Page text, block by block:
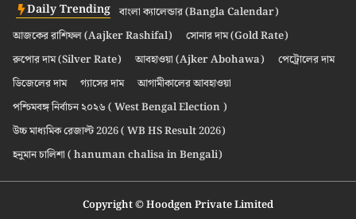
Daily Trending বাংলা ক্যালেন্ডার (Bangla Calendar)
আজকের রাশিফল (Aajker Rashifal)
সোনার দাম (Gold Rate)
রুপোর দাম (Silver Rate)
আবহাওয়া (Ajker Abohawa)
পেট্রোলের দাম
ডিজেলের দাম
গ্যাসের দাম
আগামীকালের আবহাওয়া
পশ্চিমবঙ্গ নির্বাচন ২০২৬ ( West Bengal Election )
উচ্চ মাধ্যমিক রেজাল্ট 2026 ( WB HS Result 2026)
হনুমান চালিশা ( hanuman chalisa in Bengali)
Copyright © Hoodgen Private Limited